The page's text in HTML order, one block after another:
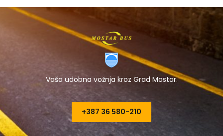
Vaša udobna vožnja kroz Grad Mostar.
+387 36 580-210​